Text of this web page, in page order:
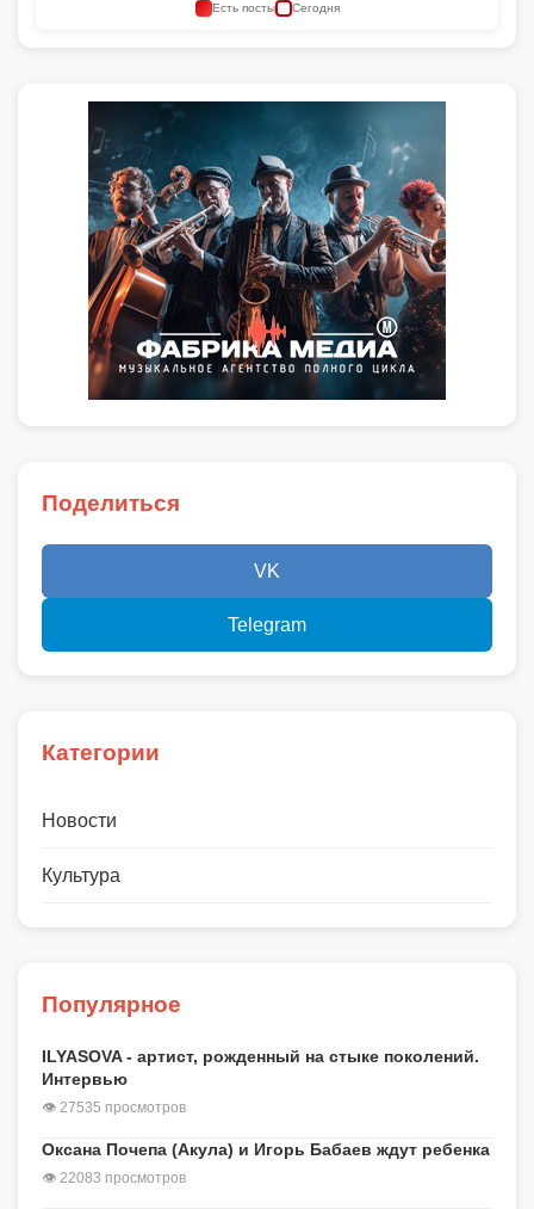
Есть посты Сегодня
Поделиться
VK
Telegram
Категории
Новости
Культура
Популярное
ILYASOVA - артист, рожденный на стыке поколений.
Интервью
👁 27535 просмотров
Оксана Почепа (Акула) и Игорь Бабаев ждут ребенка
👁 22083 просмотров